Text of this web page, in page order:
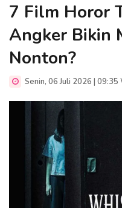
7 Film Horor
Angker Bikin
Nonton?
Senin, 06 Juli 2026 | 09:35